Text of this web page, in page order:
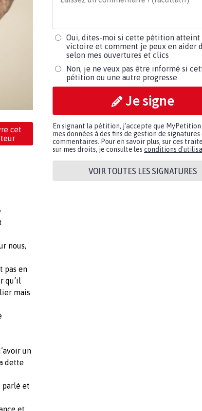
cet
nous,
pas en
qu’il
mais
un
dette
parlé et
et
Oui, dites-moi si cette pétition atteint
victoire et comment je peux en aider
selon mes ouvertures et clics
Non, je ne veux pas être informé si
pétition ou une autre progresse
Je signe
En signant la pétition, j'accepte que
mes données à des fins de gestion de signatures
commentaires. Pour en savoir plus, sur ces
sur mes droits, je consulte les conditions
VOIR TOUTES LES SIGNATURES